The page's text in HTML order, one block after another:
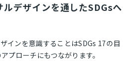
ルデザインを通したSDGsへ
インを意識することはSDGs 17の目
プローチにもつながります。